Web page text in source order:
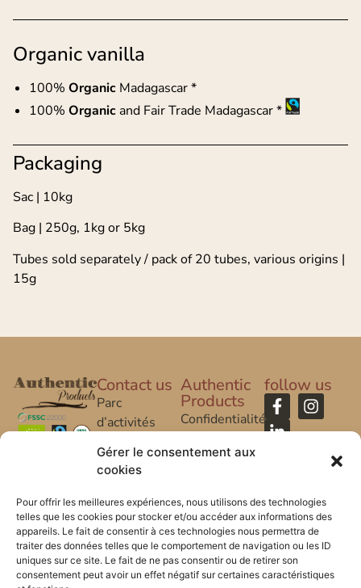
Gérer le consentement aux
cookies
Pour offrir les meilleures expériences, nous utilisons des technologies
telles que les cookies pour stocker et/ou accéder aux informations des
appareils. Le fait de consentir à ces technologies nous permettra de
traiter des données telles que le comportement de navigation ou les ID
uniques sur ce site. Le fait de ne pas consentir ou de retirer son
consentement peut avoir un effet négatif sur certaines caractéristiques
Organic vanilla
100% Organic Madagascar *
100% Organic and Fair Trade Madagascar *
Packaging
Sac | 10kg
Bag | 250g, 1kg or 5kg
Tubes sold separately / pack of 20 tubes, various origins |
15g
Contact us
Parc
d’activités
20 rue
33185 Le
Haillan –
FRANCE
Authentic
Products
Confidentialité
Legal Notice
follow us